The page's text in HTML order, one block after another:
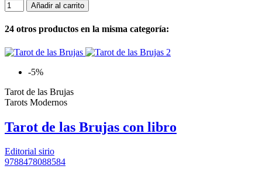
Añadir al carrito
24 otros productos en la misma categoría:
-5%
Tarot de las Brujas
Tarots Modernos
Tarot de las Brujas con libro
Editorial sirio
9788478088584